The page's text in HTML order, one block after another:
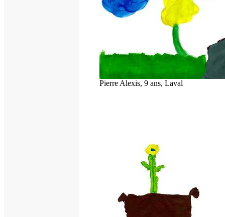
Pierre Alexis, 9 ans, Laval